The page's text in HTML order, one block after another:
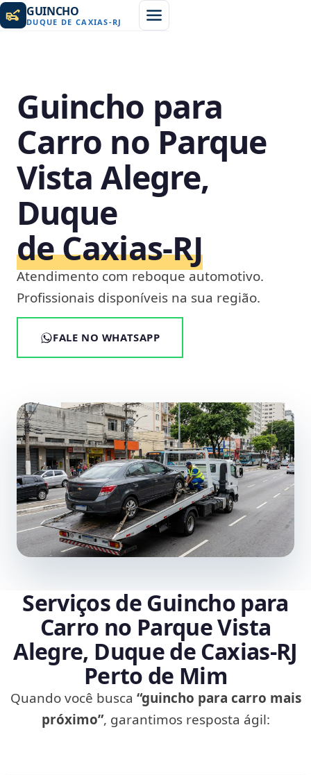
GUINCHO
DUQUE DE CAXIAS-RJ
Guincho para
Carro no Parque
Vista Alegre,
Duque
de Caxias‑RJ
Atendimento com reboque automotivo.
Profissionais disponíveis na sua região.
FALE NO WHATSAPP
Serviços de Guincho para
Carro no Parque Vista
Alegre, Duque de Caxias‑RJ
Perto de Mim
Quando você busca “guincho para carro mais
próximo”, garantimos resposta ágil: